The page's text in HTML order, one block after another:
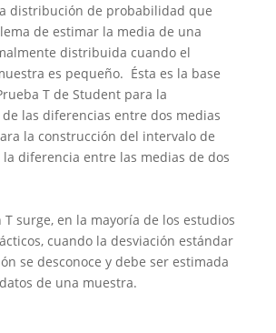
distribución de probabilidad que
de estimar la media de una
distribuida cuando el
es pequeño. Ésta es la base
T de Studentpara la
las diferencias entre dos medias
la construcción del intervalo de
diferencia entre las medias de dos
surge, en la mayoría de los estudios
cuando la desviación estándar
se desconoce y debe ser estimada
de una muestra.